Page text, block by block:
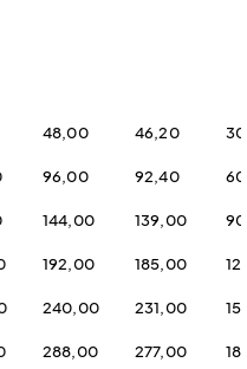
48,00 46,20
96,00 92,40
144,00 139,00
192,00 185,00
240,00 231,00
288,00 277,00